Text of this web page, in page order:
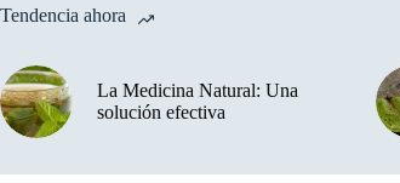
Tendencia ahora
La Medicina Natural: Una
solución efectiva